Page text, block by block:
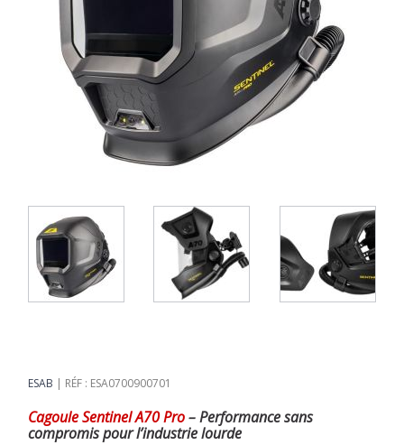
ESAB RÉF : ESA0700900701
Cagoule Sentinel A70 Pro– Performance sans
compromis pour l’industrie lourde